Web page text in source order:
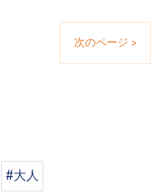
次のページ >
#大人